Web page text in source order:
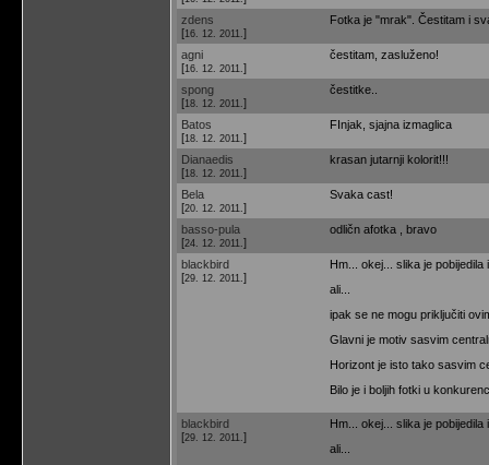
zdens
[16. 12. 2011. ]
Fotka je "mrak". Čestitam i
agni
[16. 12. 2011. ]
čestitam, zasluženo!
spong
[18. 12. 2011. ]
čestitke..
Batos
[18. 12. 2011. ]
FInjak, sjajna izmaglica
Dianaedis
[18. 12. 2011. ]
krasan jutarnji kolorit!!!
Bela
[20. 12. 2011. ]
Svaka cast!
basso-pula
[24. 12. 2011. ]
odličn afotka , bravo
blackbird
[29. 12. 2011. ]
Hm... okej... slika je pobijedila
ali...
ipak se ne mogu priključiti
Glavni je motiv sasvim
Horizont je isto tako sasvim
Bilo je i boljih fotki u
blackbird
[29. 12. 2011. ]
Hm... okej... slika je pobijedila
ali...